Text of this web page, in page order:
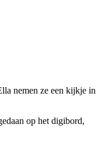
nemen ze een kijkje in
op het digibord,